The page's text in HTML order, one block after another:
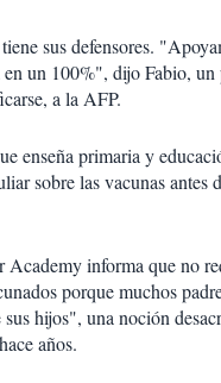
sus defensores.
un 100%", dijo Fabio, un
a la AFP.
enseña primaria y
sobre las vacunas antes
Academy informa que no
porque muchos
hijos", una noción
años.